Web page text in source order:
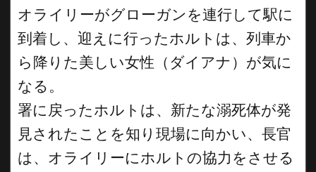
オライリーがグローガンを連行して駅に
到着し、迎えに行ったホルトは、列車か
ら降りた美しい女性（ダイアナ）が気に
なる。
署に戻ったホルトは、新たな溺死体が発
見されたことを知り現場に向かい、長官
は、オライリーにホルトの協力をさせる